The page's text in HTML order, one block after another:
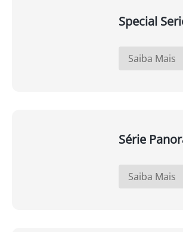
Special
Saiba Mais
Série
Saiba Mais